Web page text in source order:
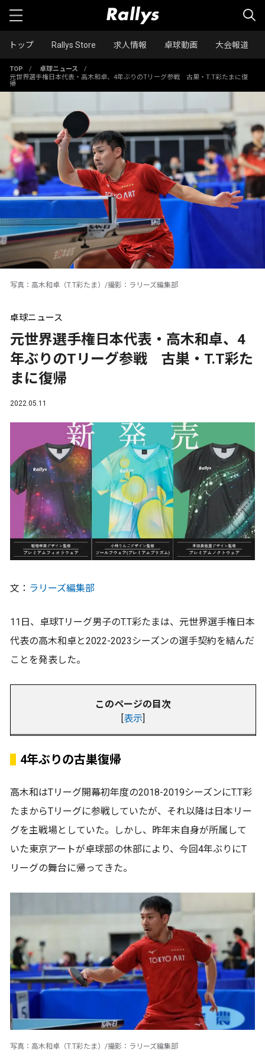
トップ Rallys Store 求人情報 卓球動画 大会報道
TOP / 卓球ニュース
/
元世界選手権日本代表・高木和卓、4年ぶりのTリーグ参戦 古巣・T.T彩たまに復
帰
写真：高木和卓（T.T彩たま）/撮影：ラリーズ編集部
卓球ニュース
元世界選手権日本代表・高木和卓、4
年ぶりのTリーグ参戦 古巣・T.T彩た
まに復帰
2022.05.11
文： ラリーズ編集部
11日、卓球Tリーグ男子のT.T彩たまは、元世界選手権日本
代表の高木和卓と2022-2023シーズンの選手契約を結んだ
ことを発表した。
このページの目次
表示
4年ぶりの古巣復帰
高木和はTリーグ開幕初年度の2018-2019シーズンにT.T彩
たまからTリーグに参戦していたが、それ以降は日本リー
グを主戦場としていた。しかし、昨年末自身が所属して
いた東京アートが卓球部の休部により、今回4年ぶりにT
リーグの舞台に帰ってきた。
写真：高木和卓（T.T彩たま）/撮影：ラリーズ編集部